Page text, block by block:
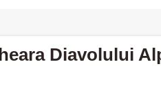
Diavolului